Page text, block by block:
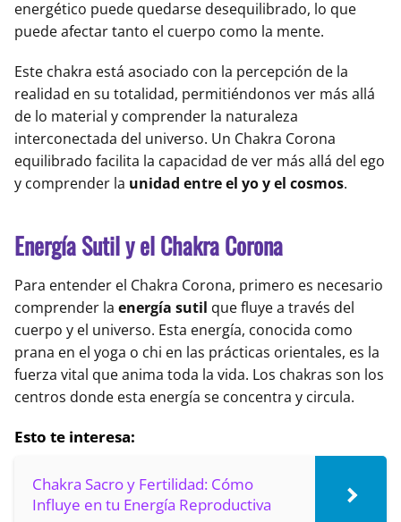
energético puede quedarse desequilibrado, lo que
puede afectar tanto el cuerpo como la mente.
Este chakra está asociado con la percepción de la
realidad en su totalidad, permitiéndonos ver más allá
de lo material y comprender la naturaleza
interconectada del universo. Un Chakra Corona
equilibrado facilita la capacidad de ver más allá del ego
y comprender la unidad entre el yo y el cosmos.
Energía Sutil y el Chakra Corona
Para entender el Chakra Corona, primero es necesario
comprender la energía sutil que fluye a través del
cuerpo y el universo. Esta energía, conocida como
prana en el yoga o chi en las prácticas orientales, es la
fuerza vital que anima toda la vida. Los chakras son los
centros donde esta energía se concentra y circula.
Esto te interesa:
Chakra Sacro y Fertilidad: Cómo
Influye en tu Energía Reproductiva